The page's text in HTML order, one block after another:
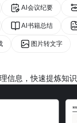
AI会议纪要
AI书籍总结
图片转文字
信息，快速提炼知识